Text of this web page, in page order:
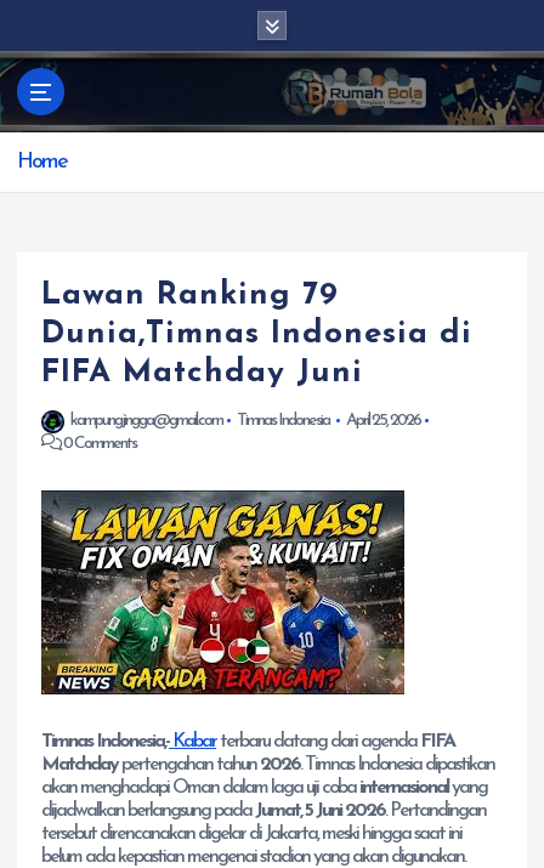
i
p
t
c
Home
Lawan Ranking 79
Dunia,Timnas Indonesia di
FIFA Matchday Juni
kampungjingga@gmail.com Timnas Indonesia
April 25, 2026
0 Comments
Timnas Indonesia,-Kabarterbaru datang dari agenda FIFA
Matchdaypertengahan tahun2026. Timnas Indonesia dipastikan
akan menghadapi Oman dalam laga uji cobainternasional yang
dijadwalkan berlangsung padaJumat, 5 Juni 2026. Pertandingan
tersebut direncanakan digelar di Jakarta, meski hingga saat ini
belum ada kepastian mengenai stadion yang akan digunakan.